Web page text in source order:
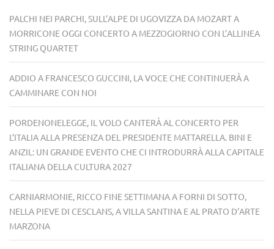
PALCHI NEI PARCHI, SULL’ALPE DI UGOVIZZA DA MOZART A
MORRICONE OGGI CONCERTO A MEZZOGIORNO CON L’ALLINEA
STRING QUARTET
ADDIO A FRANCESCO GUCCINI, LA VOCE CHE CONTINUERÀ A
CAMMINARE CON NOI
PORDENONELEGGE, IL VOLO CANTERÀ AL CONCERTO PER
L’ITALIA ALLA PRESENZA DEL PRESIDENTE MATTARELLA. BINI E
ANZIL: UN GRANDE EVENTO CHE CI INTRODURRÀ ALLA CAPITALE
ITALIANA DELLA CULTURA 2027
CARNIARMONIE, RICCO FINE SETTIMANA A FORNI DI SOTTO,
NELLA PIEVE DI CESCLANS, A VILLA SANTINA E AL PRATO D’ARTE
MARZONA